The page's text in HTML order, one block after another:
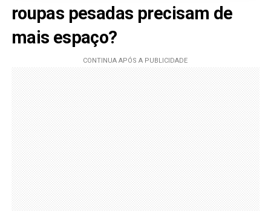
roupas pesadas precisam de
mais espaço?